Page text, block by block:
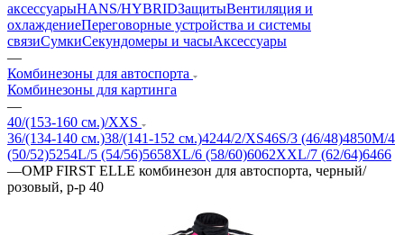
аксессуарыHANS/HYBRIDЗащитыВентиляция и
охлаждениеПереговорные устройства и системы
связиСумкиСекундомеры и часыАксессуары
—
Комбинезоны для автоспорта
Комбинезоны для картинга
—
40/(153-160 см.)/XXS
36/(134-140 см.)38/(141-152 см.)4244/2/XS46S/3 (46/48)4850M/4
(50/52)5254L/5 (54/56)5658XL/6 (58/60)6062XXL/7 (62/64)6466
—OMP FIRST ELLE комбинезон для автоспорта, черный/
розовый, р-р 40